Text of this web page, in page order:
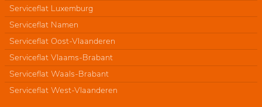
Serviceflat Luxemburg
Serviceflat Namen
Serviceflat Oost-Vlaanderen
Serviceflat Vlaams-Brabant
Serviceflat Waals-Brabant
Serviceflat West-Vlaanderen